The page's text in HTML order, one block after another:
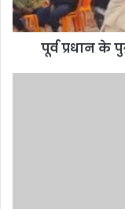
पूर्व प्रधान के